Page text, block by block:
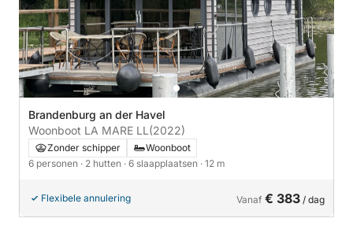
Brandenburg an der Havel
Woonboot LA MARE LL (2022)
Zonder schipper
Woonboot
6 personen · 2 hutten · 6 slaapplaatsen · 12 m
Flexibele annulering Vanaf € 383 / dag